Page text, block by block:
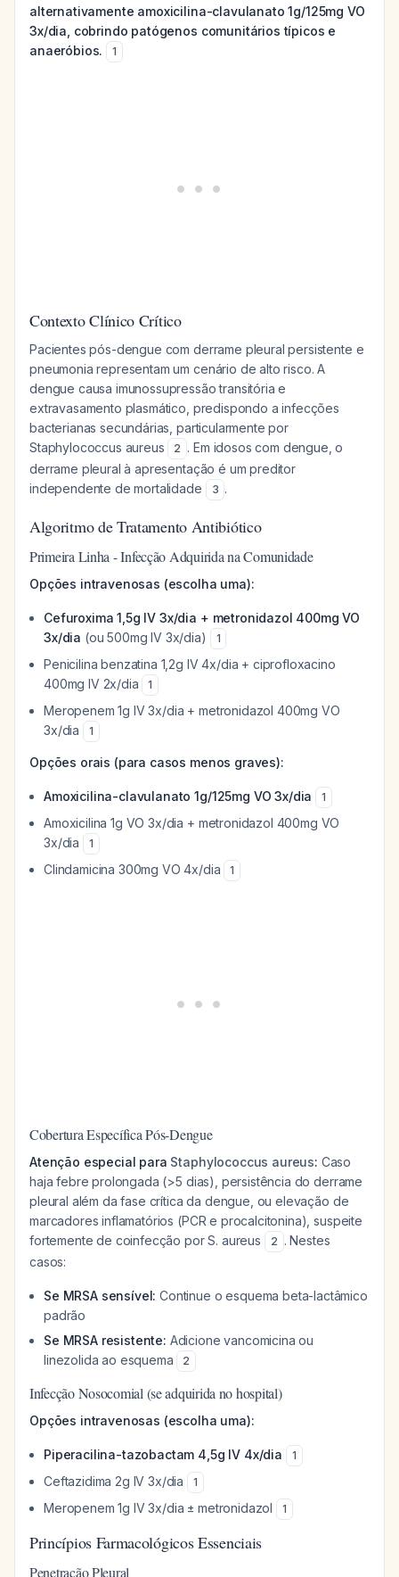
alternativamente amoxicilina-clavulanato 1g/125mg VO
3x/dia, cobrindo patógenos comunitários típicos e
anaeróbios.
1
Contexto Clínico Crítico
Pacientes pós-dengue com derrame pleural persistente e
pneumonia representam um cenário de alto risco. A
dengue causa imunossupressão transitória e
extravasamento plasmático, predispondo a infecções
bacterianas secundárias, particularmente por
Staphylococcus aureus
2 . Em idosos com dengue, o
derrame pleural à apresentação é um preditor
independente de mortalidade
3 .
Algoritmo de Tratamento Antibiótico
Primeira Linha - Infecção Adquirida na Comunidade
Opções intravenosas (escolha uma):
Cefuroxima 1,5g IV 3x/dia + metronidazol 400mg VO
3x/dia (ou 500mg IV 3x/dia) 1
Penicilina benzatina 1,2g IV 4x/dia + ciprofloxacino
400mg IV 2x/dia
1
Meropenem 1g IV 3x/dia + metronidazol 400mg VO
3x/dia
1
Opções orais (para casos menos graves):
Amoxicilina-clavulanato 1g/125mg VO 3x/dia 1
Amoxicilina 1g VO 3x/dia + metronidazol 400mg VO
3x/dia
1
Clindamicina 300mg VO 4x/dia 1
Cobertura Específica Pós-Dengue
Atenção especial para Staphylococcus aureus: Caso
haja febre prolongada (>5 dias), persistência do derrame
pleural além da fase crítica da dengue, ou elevação de
marcadores inflamatórios (PCR e procalcitonina), suspeite
fortemente de coinfecção porS. aureus 2 . Nestes
casos:
Se MRSA sensível: Continue o esquema beta-lactâmico
padrão
Se MRSA resistente: Adicione vancomicina ou
linezolida ao esquema
2
Infecção Nosocomial (se adquirida no hospital)
Opções intravenosas (escolha uma):
Piperacilina-tazobactam 4,5g IV 4x/dia 1
Ceftazidima 2g IV 3x/dia 1
Meropenem 1g IV 3x/dia ± metronidazol 1
Princípios Farmacológicos Essenciais
Penetração Pleural